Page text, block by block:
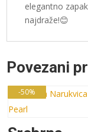
elegantno
najdraže!😊
Povezani
-50%